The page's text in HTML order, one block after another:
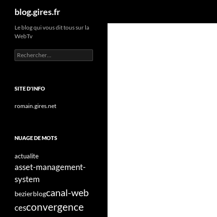
Aller
contenu
blog.gires.fr
Le blog qui vous dit tous sur la
WebTv
Rechercher :
SITE D'INFO
romain.gires.net
NUAGE DE MOTS
actualite
asset-management-
system
bezierblogcanal-web
cesconvergence